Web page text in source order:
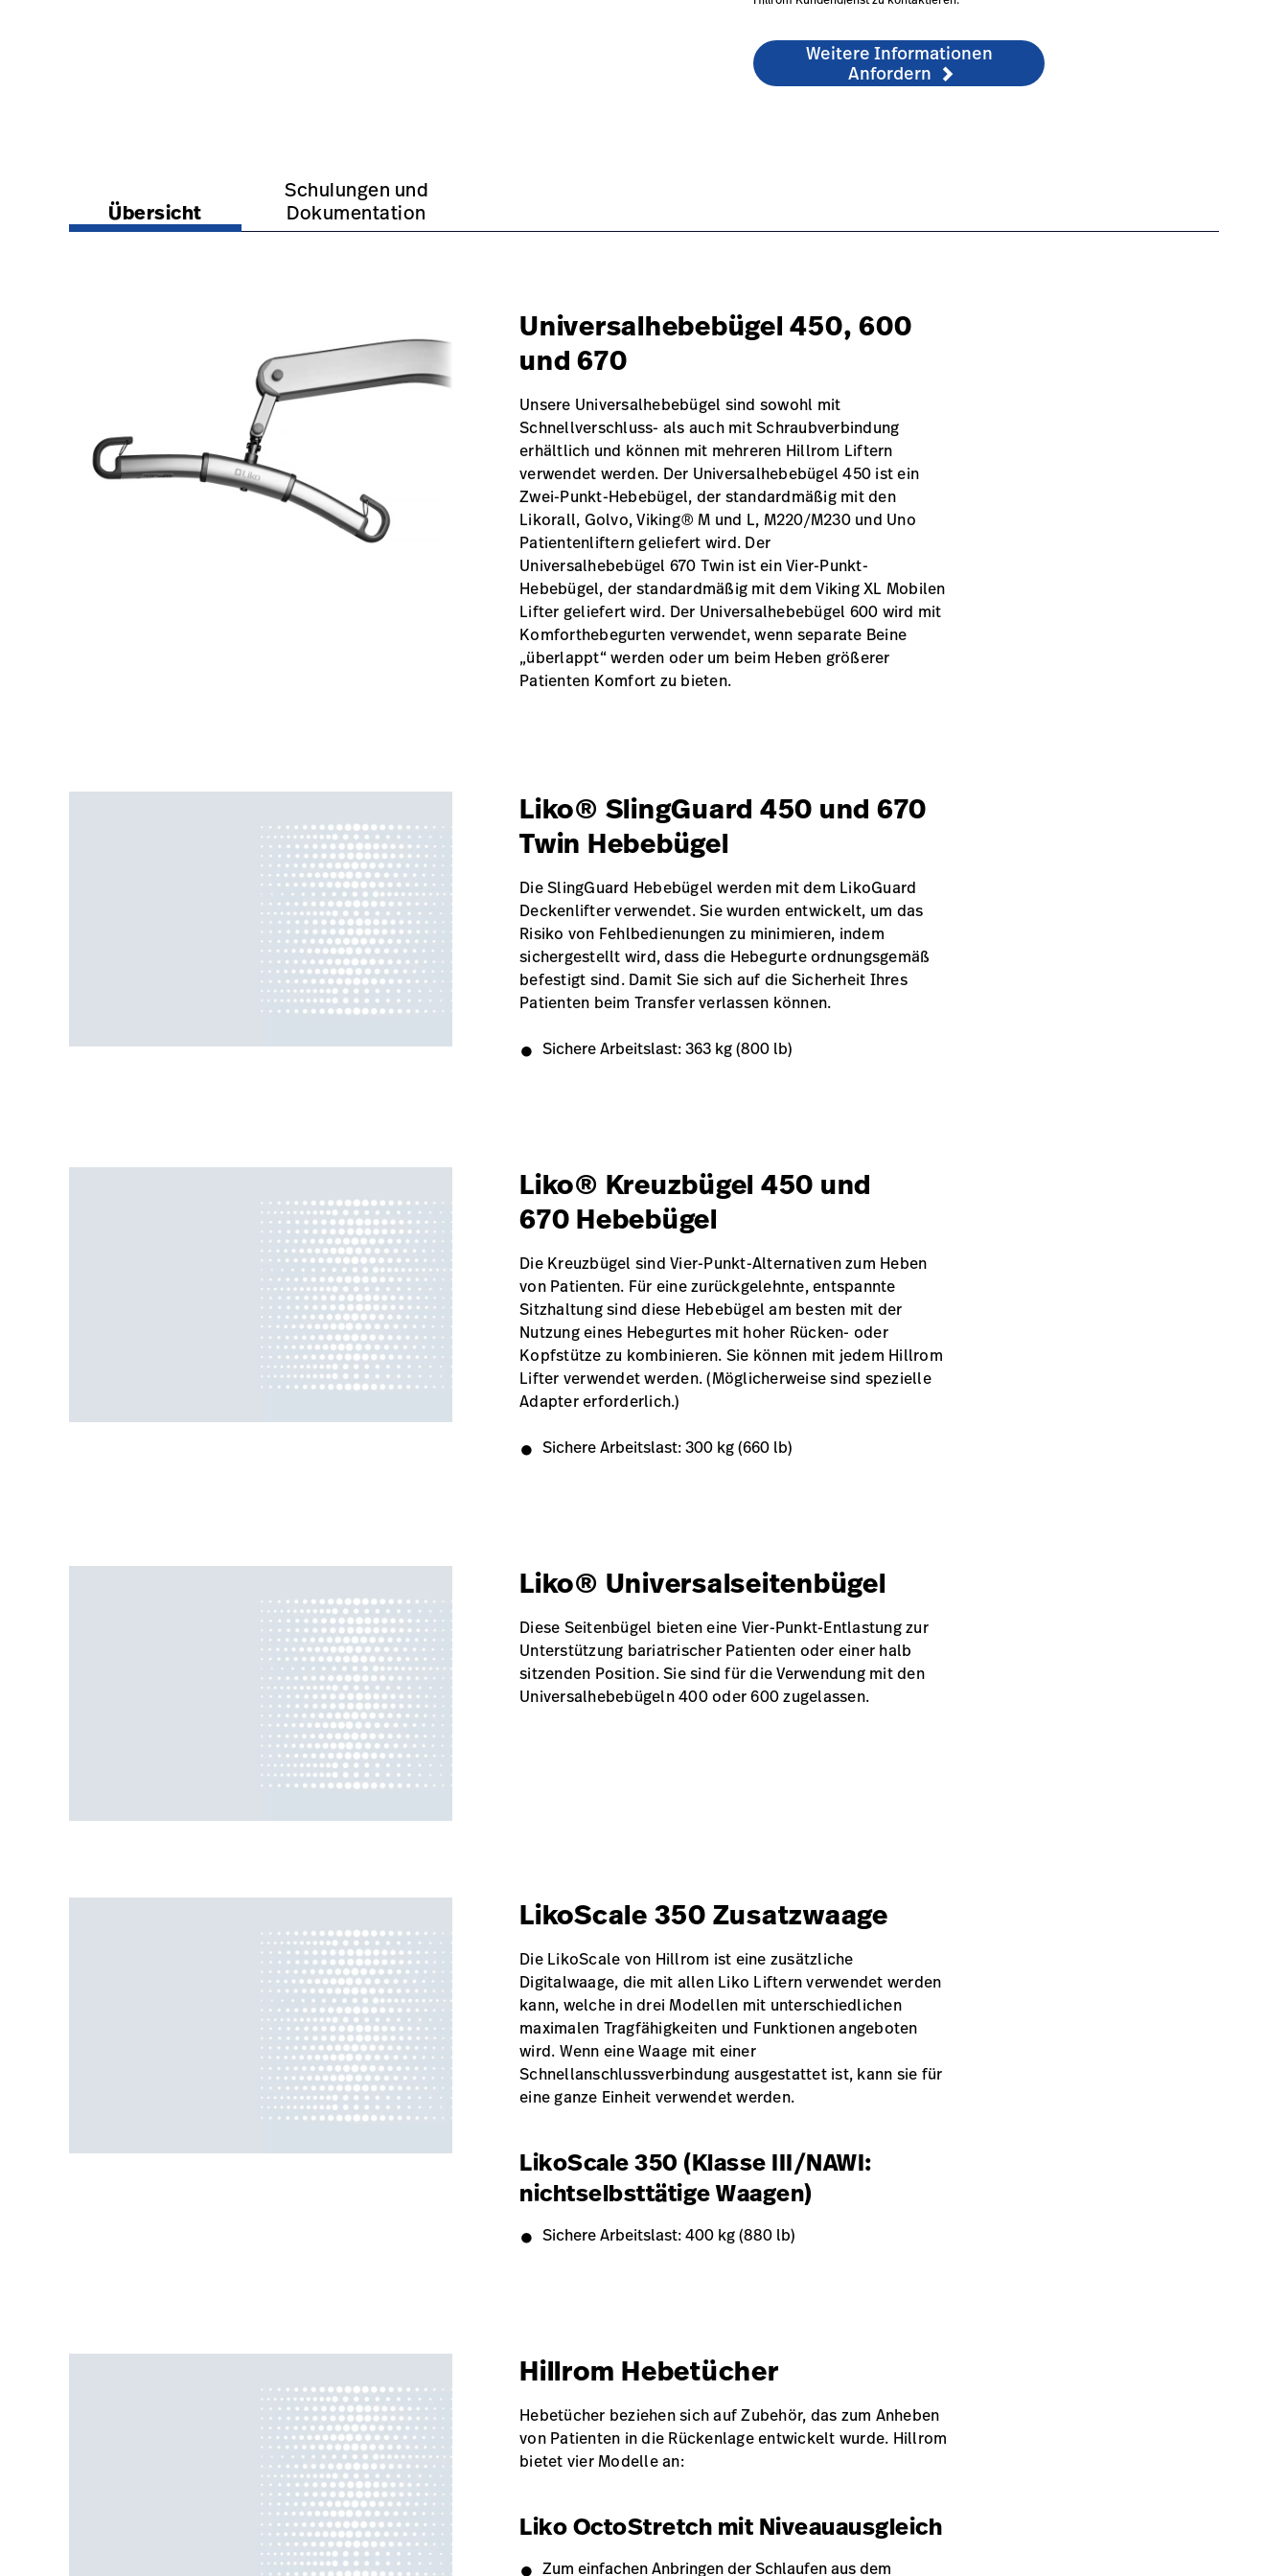
Weitere Informationen
Anfordern
Übersicht
Schulungen und
Dokumentation
Universalhebebügel 450, 600
und 670
Unsere Universalhebebügel sind sowohl mit
Schnellverschluss- als auch mit Schraubverbindung
erhältlich und können mit mehreren Hillrom Liftern
verwendet werden. Der Universalhebebügel 450 ist ein
Zwei-Punkt-Hebebügel, der standardmäßig mit den
Likorall, Golvo, Viking® M und L, M220/M230 und Uno
Patientenliftern geliefert wird. Der
Universalhebebügel 670 Twin ist ein Vier-Punkt-
Hebebügel, der standardmäßig mit dem Viking XL Mobilen
Lifter geliefert wird. Der Universalhebebügel 600 wird mit
Komforthebegurten verwendet, wenn separate Beine
„überlappt“ werden oder um beim Heben größerer
Patienten Komfort zu bieten.
Liko® SlingGuard 450 und 670
Twin Hebebügel
Die SlingGuard Hebebügel werden mit dem LikoGuard
Deckenlifter verwendet. Sie wurden entwickelt, um das
Risiko von Fehlbedienungen zu minimieren, indem
sichergestellt wird, dass die Hebegurte ordnungsgemäß
befestigt sind. Damit Sie sich auf die Sicherheit Ihres
Patienten beim Transfer verlassen können.
Sichere Arbeitslast: 363 kg (800 lb)
Liko® Kreuzbügel 450 und
670 Hebebügel
Die Kreuzbügel sind Vier-Punkt-Alternativen zum Heben
von Patienten. Für eine zurückgelehnte, entspannte
Sitzhaltung sind diese Hebebügel am besten mit der
Nutzung eines Hebegurtes mit hoher Rücken- oder
Kopfstütze zu kombinieren. Sie können mit jedem Hillrom
Lifter verwendet werden. (Möglicherweise sind spezielle
Adapter erforderlich.)
Sichere Arbeitslast: 300 kg (660 lb)
Liko® Universalseitenbügel
Diese Seitenbügel bieten eine Vier-Punkt-Entlastung zur
Unterstützung bariatrischer Patienten oder einer halb
sitzenden Position. Sie sind für die Verwendung mit den
Universalhebebügeln 400 oder 600 zugelassen.
LikoScale 350 Zusatzwaage
Die LikoScale von Hillrom ist eine zusätzliche
Digitalwaage, die mit allen Liko Liftern verwendet werden
kann, welche in drei Modellen mit unterschiedlichen
maximalen Tragfähigkeiten und Funktionen angeboten
wird. Wenn eine Waage mit einer
Schnellanschlussverbindung ausgestattet ist, kann sie für
eine ganze Einheit verwendet werden.
LikoScale 350 (Klasse III/NAWI:
nichtselbsttätige Waagen)
Sichere Arbeitslast: 400 kg (880 lb)
Hillrom Hebetücher
Hebetücher beziehen sich auf Zubehör, das zum Anheben
von Patienten in die Rückenlage entwickelt wurde. Hillrom
bietet vier Modelle an:
Liko OctoStretch mit Niveauausgleich
Zum einfachen Anbringen der Schlaufen aus dem